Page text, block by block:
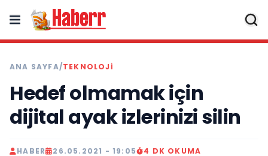
ANA SAYFA/TEKNOLOJI
Hedef olmamak için
dijital ayak izlerinizi silin
HABER 26.05.2021 - 19:05 4 DK OKUMA